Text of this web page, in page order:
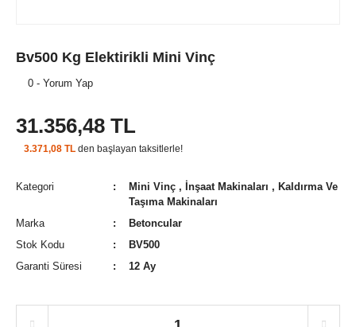
Bv500 Kg Elektirikli Mini Vinç
0 - Yorum Yap
31.356,48 TL
3.371,08 TL den başlayan taksitlerle!
Kategori Mini Vinç , İnşaat Makinaları , Kaldırma Ve
Taşıma Makinaları
Marka
Betoncular
Stok Kodu
BV500
Garanti Süresi
12 Ay